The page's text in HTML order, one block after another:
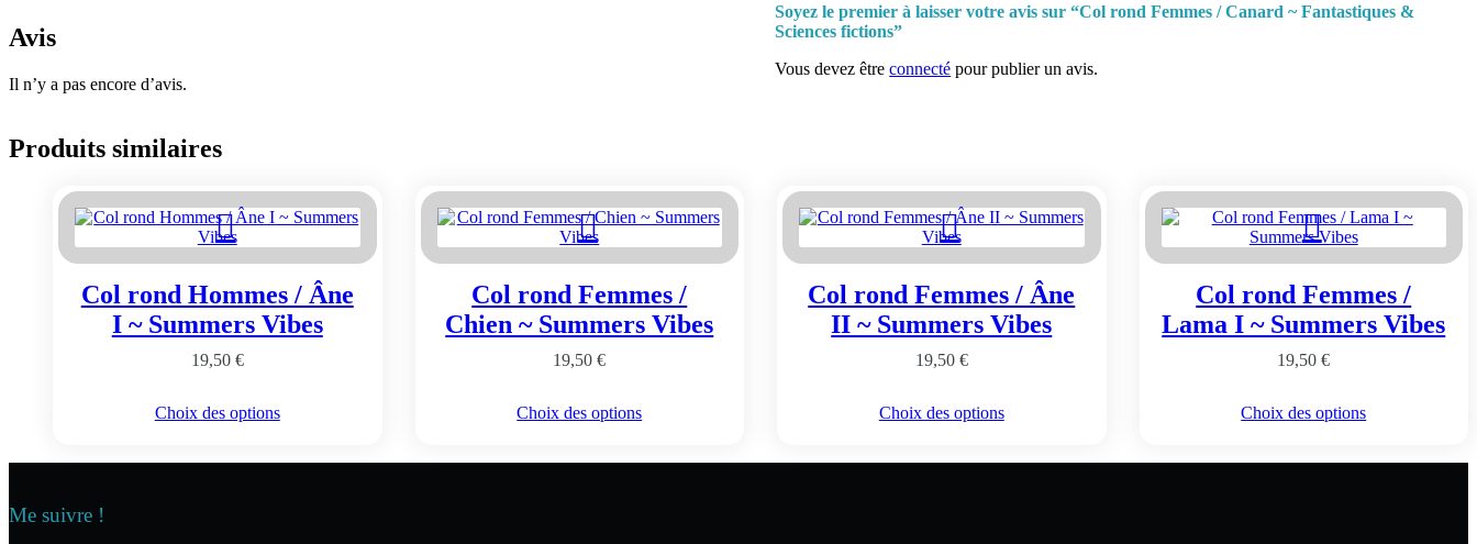
Avis
Il n’y a pas encore d’avis.
Soyez le premier à laisser votre avis sur “Col rond Femmes / Canard ~ Fantastiques &
Sciences fictions”
Vous devez êtreconnecté pour publier un avis.
Produits similaires
Col rond Hommes / Âne
I ~ Summers Vibes
19,50 €
Choix des options
Ce
Col rond Femmes /
Chien ~ Summers Vibes
19,50€
Choix des options
Ce
Col rond Femmes / Âne
II ~ Summers Vibes
19,50 €
Choix des options
Ce
Col rond Femmes /
Lama I ~ Summers Vibes
19,50€
Choix des options
Ce
Me suivre !